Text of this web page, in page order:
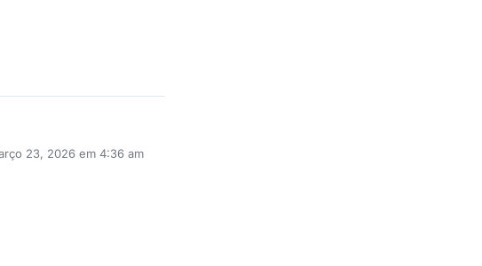
23, 2026 em 4:36 am